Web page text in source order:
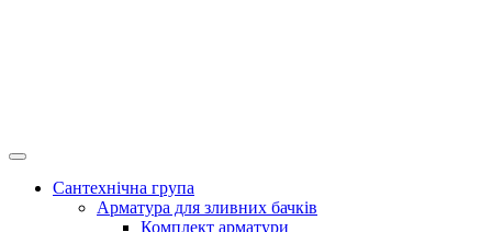
Сантехнічна група
Арматура для зливних бачків
Комплект арматури